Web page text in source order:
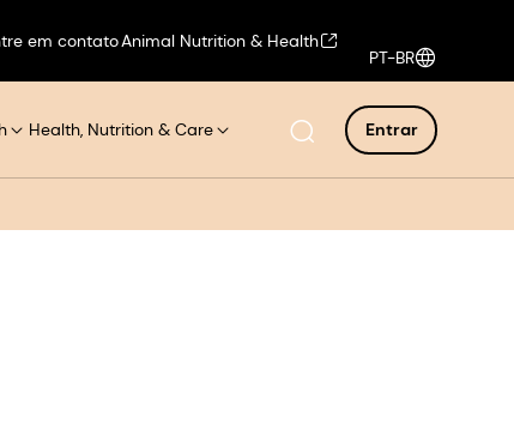
em contatoAnimal Nutrition & Health
PT-BR
Health, Nutrition & Care Entrar